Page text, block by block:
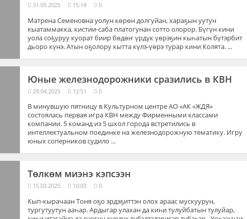
31.05.2025 15:19 0
Матрена Семеновна уолун көрөн долгуйан, хараҕын уутун
кыатаммакка, кистии-саба платогунан сотто олорор. Бүгүн кини
уола соҕуруу куорат биир бөдөҥ үрдүк үөрэҕин кыһатын бүтэрбит
дьоро күнэ. Атын оҕолору кытта күлэ-үөрэ турар кини Колята. ...
Юные железнодорожники сразились в КВН
29.04.2025 12:51 0
В минувшую пятницу в Культурном центре АО «АК «ЖДЯ»
состоялась первая игра КВН между Фирменными классами
компании. 5 команд из 5 школ города встретились в
интеллектуальном поединке на железнодорожную тематику. Игру
юных соперников судило ...
Төлкөм миэнэ кэпсээн
15.03.2025 10:03 0
Кып-кырачаан Тоня оҕо эрдэҕиттэн олох араас мускуурун,
тургутуутун ааһар. Ардыгар улахан да киһи тулуйбатын тулуйар,